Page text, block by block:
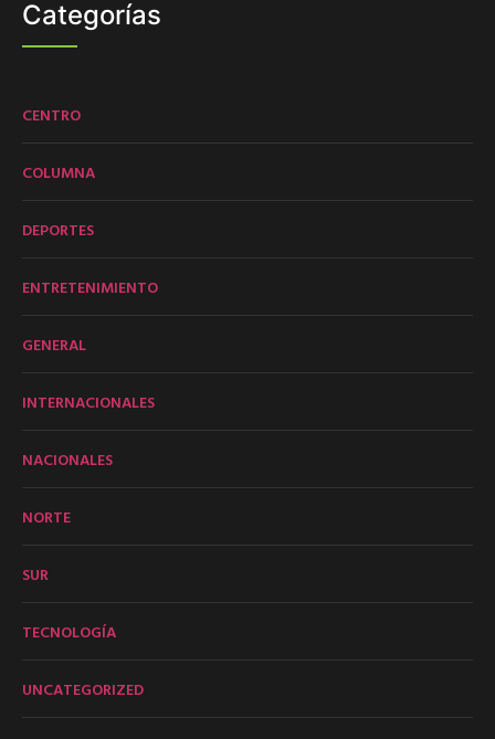
Categorías
CENTRO
COLUMNA
DEPORTES
ENTRETENIMIENTO
GENERAL
INTERNACIONALES
NACIONALES
NORTE
SUR
TECNOLOGÍA
UNCATEGORIZED